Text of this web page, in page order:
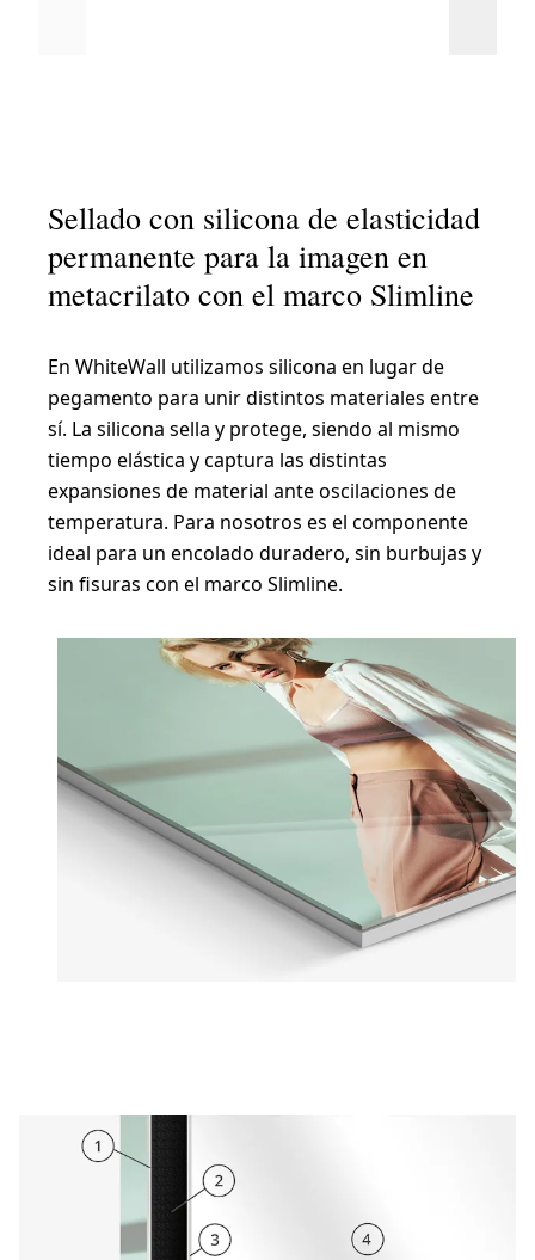
Sellado con silicona de elasticidad
permanente para la imagen en
metacrilato con el marco Slimline
En WhiteWall utilizamos silicona en lugar de
pegamento para unir distintos materiales entre
sí. La silicona sella y protege, siendo al mismo
tiempo elástica y captura las distintas
expansiones de material ante oscilaciones de
temperatura. Para nosotros es el componente
ideal para un encolado duradero, sin burbujas y
sin fisuras con el marco Slimline.